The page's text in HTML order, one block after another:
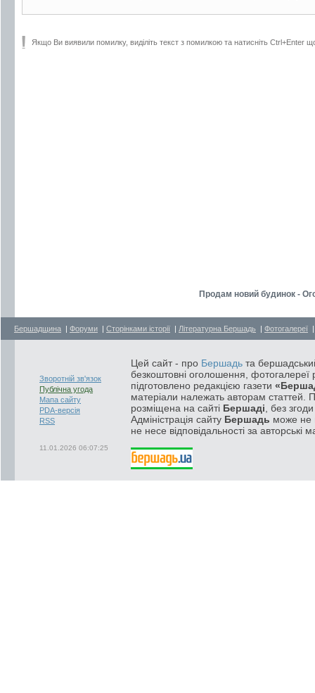
Якщо Ви виявили помилку, виділіть текст з помилкою та натисніть Ctrl+Enter
Продам новий будинок -
Бершадщина | Форуми | Сторінками історії | Літературна Бершадь | Фотогалереї
Зворотній зв'язок
Публічна угода
Мапа сайту
PDA-версія
RSS
11.01.2026 06:07:25
Цей сайт - про Бершадь та
безкоштовні оголошення, фотогалереї
підготовлено редакцією газети
матеріали належать авторам статтей.
розміщена на сайті Бершаді , без
Адміністрація сайту Бершадь може не
не несе відповідальності за авторські